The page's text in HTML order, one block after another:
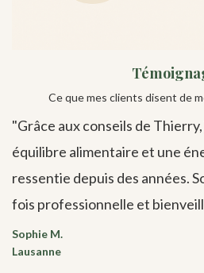
Ce que mes clients disent de
"Grâce aux conseils de
équilibre alimentaire et une
ressentie depuis des années.
fois professionnelle et
Sophie M.
Lausanne